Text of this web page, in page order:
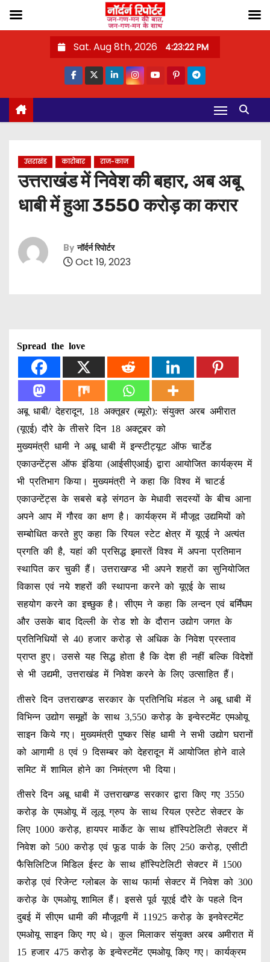
o
Sat. Aug 8th, 2026 4:23:23 PM
उत्तराखंड कारोबार राज-काज
उत्तराखंड में निवेश की बहार, अब अबू
धाबी में हुआ 3550 करोड़ का करार
By नॉर्दर्न रिपोर्टर
Oct 19, 2023
Spread the love
अबू धाबी/ देहरादून, 18 अक्तूबर (ब्यूरो): संयुक्त अरब अमीरात
(यूएई) दौरे के तीसरे दिन 18 अक्टूबर को
मुख्यमंत्री धामी ने अबू धाबी में इन्स्टीट्यूट ऑफ चार्टेड
एकाउन्टेंट्स ऑफ इंडिया (आईसीएआई) द्वारा आयोजित कार्यक्रम में
भी प्रतिभाग किया। मुख्यमंत्री ने कहा कि विश्व में चाटर्ड
एकाउन्टेंट्स के सबसे बड़े संगठन के मेधावी सदस्यों के बीच आना
अपने आप में गौरव का क्षण है। कार्यक्रम में मौजूद उद्यमियों को
सम्बोधित करते हुए कहा कि रियल स्टेट क्षेत्र में यूएई ने अत्यंत
प्रगति की है, यहां की प्रसिद्ध इमारतें विश्व में अपना प्रतिमान
स्थापित कर चुकी हैं। उत्तराखण्ड भी अपने शहरों का सुनियोजित
विकास एवं नये शहरों की स्थापना करने को यूएई के साथ
सहयोग करने का इच्छुक है। सीएम ने कहा कि लन्दन एवं बर्मिंघम
और उसके बाद दिल्ली के रोड शो के दौरान उद्योग जगत के
प्रतिनिधियों से 40 हजार करोड़ से अधिक के निवेश प्रस्ताव
प्राप्त हुए। उससे यह सिद्ध होता है कि देश ही नहीं बल्कि विदेशों
से भी उद्यमी, उत्तराखंड में निवेश करने के लिए उत्साहित हैं।
तीसरे दिन उत्तराखण्ड सरकार के प्रतिनिधि मंडल ने अबू धाबी में
विभिन्न उद्योग समूहों के साथ 3,550 करोड़ के इन्वेस्टमेंट एमओयू
साइन किये गए। मुख्यमंत्री पुष्कर सिंह धामी ने सभी उद्योग घरानों
को आगामी 8 एवं 9 दिसम्बर को देहरादून में आयोजित होने वाले
समिट में शामिल होने का निमंत्रण भी दिया।
तीसरे दिन अबू धाबी में उत्तराखण्ड सरकार द्वारा किए गए 3550
करोड़ के एमओयू में लूलू ग्रुप के साथ रियल एस्टेट सेक्टर के
लिए 1000 करोड़, हायपर मार्केट के साथ हॉस्पिटेलिटी सेक्टर में
निवेश को 500 करोड़ एवं फूड पार्क के लिए 250 करोड़, एसीटी
फैसिलिटिज मिडिल ईस्ट के साथ हॉस्पिटेलिटी सेक्टर में 1500
करोड़ एवं रिजेन्ट ग्लोबल के साथ फार्मा सेक्टर में निवेश को 300
करोड़ के एमओयू शामिल हैं। इससे पूर्व यूएई दौरे के पहले दिन
दुबई में सीएम धामी की मौजूदगी में 11925 करोड़ के इनवेस्टमेंट
एमओयू साइन किए गए थे। कुल मिलाकर संयुक्त अरब अमीरात में
15 हजार 475 करोड़ के इन्वेस्टमेंट एमओयू किए गए। कार्यक्रम